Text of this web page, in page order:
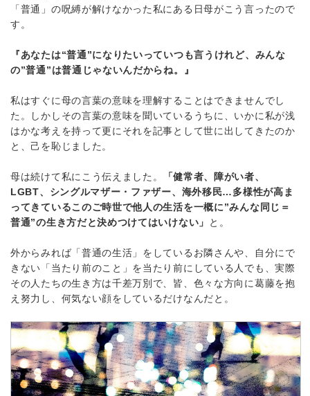
「普通」の呪縛が解けなかった私にある日母がこう言ったので
す。
『あなたは“普通”になりたいっていつも言うけれど、みんな
の”普通”は普通じゃないんだからね。』
私はすぐに母の言葉の意味を理解することはできませんでし
た。しかしその言葉の意味を聞いているうちに、いかに私が浅
はかな考えを持って更にそれを記事として世に出してきたのか
と、己を恥じました。
母は続けて私にこう伝えました。
「健常者、障がい者、
LGBT、シングルマザー・ファザー、海外移民…多様性が高ま
ってきているこのご時世で他人の生活を一概に”みんな同じ＝
普通”の生き方だと決めつけてはいけない」
と。
外からみれば「普通の生活」をしているお隣さんや、自分にで
きない「当たり前のこと」を当たり前にしている人でも、実際
その人たちの生き方は千差万別で、皆、色々な方向に葛藤を抱
え努力し、何気ない顔をしているだけなんだと。